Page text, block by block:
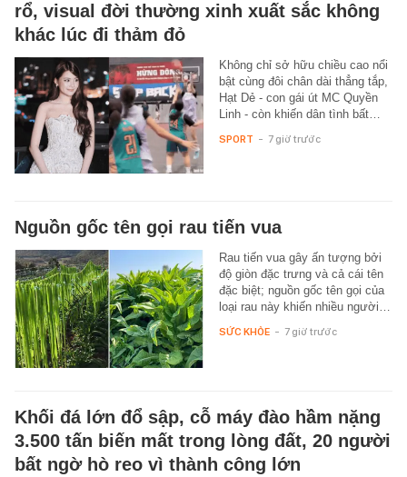
rổ, visual đời thường xinh xuất sắc không
khác lúc đi thảm đỏ
Không chỉ sở hữu chiều cao nổi
bật cùng đôi chân dài thẳng tắp,
Hạt Dẻ - con gái út MC Quyền
Linh - còn khiến dân tình bất…
SPORT - 7 giờ trước
Nguồn gốc tên gọi rau tiến vua
Rau tiến vua gây ấn tượng bởi
độ giòn đặc trưng và cả cái tên
đặc biệt; nguồn gốc tên gọi của
loại rau này khiến nhiều người…
SỨC KHỎE - 7 giờ trước
Khối đá lớn đổ sập, cỗ máy đào hầm nặng
3.500 tấn biến mất trong lòng đất, 20 người
bất ngờ hò reo vì thành công lớn